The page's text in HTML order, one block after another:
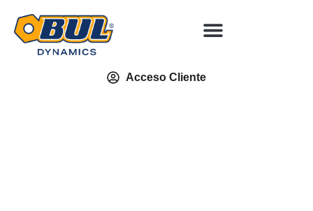
Acceso Cliente